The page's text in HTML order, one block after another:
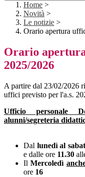
Home >
Novità >
Le notizie >
Orario apertura
Orario
2025/2026
A partire dal 23/02/2026
uffici previsto per l'a.s.
Ufficio personale
alunni/segreteria
Dal lunedì al
e dalle ore 11.30
Il Mercoledì
ore 16